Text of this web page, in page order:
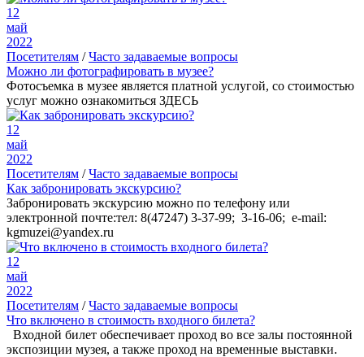
12
май
2022
Посетителям /Часто задаваемые вопросы
Можно ли фотографировать в музее?
Фотосъемка в музее является платной услугой, со стоимостью
услуг можно ознакомиться ЗДЕСЬ
12
май
2022
Посетителям /Часто задаваемые вопросы
Как забронировать экскурсию?
Забронировать экскурсию можно по телефону или
электронной почте:тел: 8(47247) 3-37-99; 3-16-06; e-mail:
kgmuzei@yandex.ru
12
май
2022
Посетителям /Часто задаваемые вопросы
Что включено в стоимость входного билета?
Входной билет обеспечивает проход во все залы постоянной
экспозиции музея, а также проход на временные выставки.